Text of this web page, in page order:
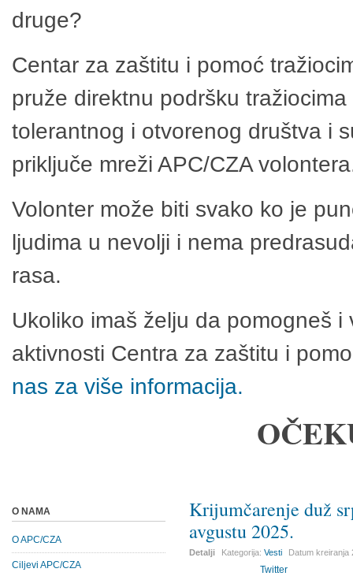
druge?
Centar za zaštitu i pomoć
pruže direktnu podršku
tolerantnog i otvorenog društva i
priključe mreži APC/CZA
Volonter može biti svako ko je
ljudima u nevolji i nema
rasa.
Ukoliko imaš želju da pomogneš
aktivnosti Centra za zaštitu i
nas za više informacija.
Krijumčarenje duž
avgustu 2025.
Detalji Kategorija:Vesti Datum kreiranja
Twitter
O NAMA
O APC/CZA
Ciljevi APC/CZA